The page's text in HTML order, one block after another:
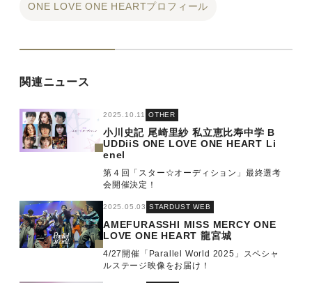
ONE LOVE ONE HEARTプロフィール
関連ニュース
2025.10.11 OTHER
小川史記 尾崎里紗 私立恵比寿中学 B
UDDiiS ONE LOVE ONE HEART Li
enel
第４回「スター☆オーディション」最終選考
会開催決定！
2025.05.03 STARDUST WEB
AMEFURASSHI MISS MERCY ONE
LOVE ONE HEART 龍宮城
4/27開催「Parallel World 2025」スペシャ
ルステージ映像をお届け！